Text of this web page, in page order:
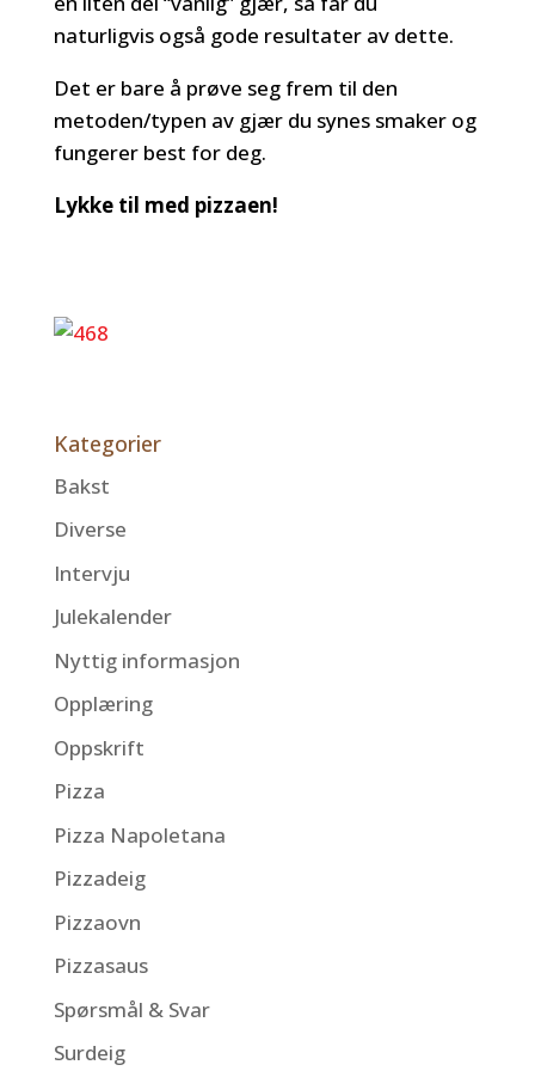
naturligvis også gode resultater av dette.
Det er bare å prøve seg frem til den
metoden/typen av gjær du synes smaker og
fungerer best for deg.
Lykke til med pizzaen!
Kategorier
Bakst
Diverse
Intervju
Julekalender
Nyttig informasjon
Opplæring
Oppskrift
Pizza
Pizza Napoletana
Pizzadeig
Pizzaovn
Pizzasaus
Spørsmål & Svar
Surdeig